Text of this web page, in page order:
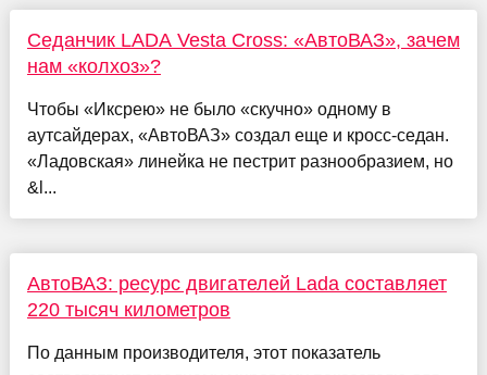
Седанчик LADA Vesta Cross: «АвтоВАЗ», зачем
нам «колхоз»?
Чтобы «Иксрею» не было «скучно» одному в
аутсайдерах, «АвтоВАЗ» создал еще и кросс-седан.
«Ладовская» линейка не пестрит разнообразием, но
&l...
АвтоВАЗ: ресурс двигателей Lada составляет
220 тысяч километров
По данным производителя, этот показатель